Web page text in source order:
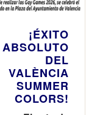
¡ÉXITO
ABSOLUTO
DEL
VALÈNCIA
SUMMER
COLORS!